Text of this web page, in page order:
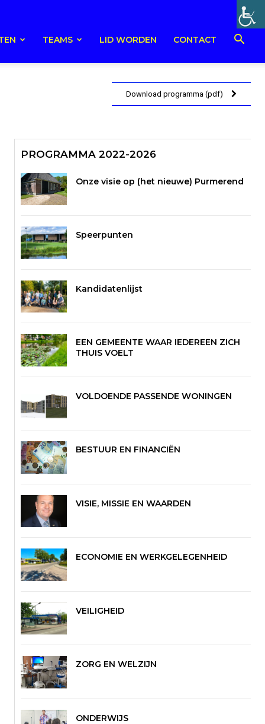
TEAMS LID WORDEN CONTACT
Download programma (pdf)
PROGRAMMA 2022-2026
Onze visie op (het nieuwe) Purmerend
Speerpunten
Kandidatenlijst
EEN GEMEENTE WAAR IEDEREEN ZICH
THUIS VOELT
VOLDOENDE PASSENDE WONINGEN
BESTUUR EN FINANCIËN
VISIE, MISSIE EN WAARDEN
ECONOMIE EN WERKGELEGENHEID
VEILIGHEID
ZORG EN WELZIJN
ONDERWIJS